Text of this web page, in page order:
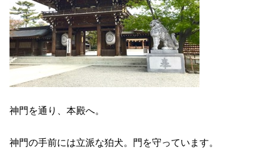
神門を通り、本殿へ。
神門の手前には立派な狛犬。門を守っています。